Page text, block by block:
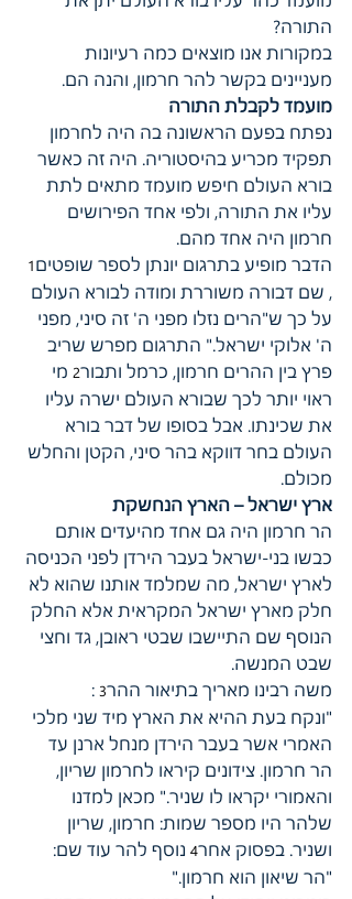
התורה?
במקורות אנו מוצאים כמה רעיונות
מעניינים בקשר להר חרמון, והנה הם.
מועמד לקבלת התורה
נפתח בפעם הראשונה בה היה לחרמון
תפקיד מכריע בהיסטוריה. היה זה כאשר
בורא העולם חיפש מועמד מתאים לתת
עליו את התורה, ולפי אחד הפירושים
חרמון היה אחד מהם.
הדבר מופיע בתרגום יונתן לספר שופטים1
, שם דבורה משוררת ומודה לבורא העולם
על כך ש"הרים נזלו מפני ה' זה סיני, מפני
ה' אלוקי ישראל." התרגום מפרש שריב
פרץ בין ההרים חרמון, כרמל ותבור2 מי
ראוי יותר לכך שבורא העולם ישרה עליו
את שכינתו. אבל בסופו של דבר בורא
העולם בחר דווקא בהר סיני, הקטן והחלש
מכולם.
ארץ ישראל – הארץ הנחשקת
הר חרמון היה גם אחד מהיעדים אותם
כבשו בני-ישראל בעבר הירדן לפני הכניסה
לארץ ישראל, מה שמלמד אותנו שהוא לא
חלק מארץ ישראל המקראית אלא החלק
הנוסף שם התיישבו שבטי ראובן, גד וחצי
שבט המנשה.
משה רבינו מאריך בתיאור ההר3
:
"ונקח בעת ההיא את הארץ מיד שני מלכי
האמרי אשר בעבר הירדן מנחל ארנן עד
הר חרמון. צידונים קיראו לחרמון שריון,
והאמורי יקראו לו שניר." מכאן למדנו
שלהר היו מספר שמות: חרמון, שריון
ושניר. בפסוק אחר4 נוסף להר עוד שם:
"הר שיאון הוא חרמון."